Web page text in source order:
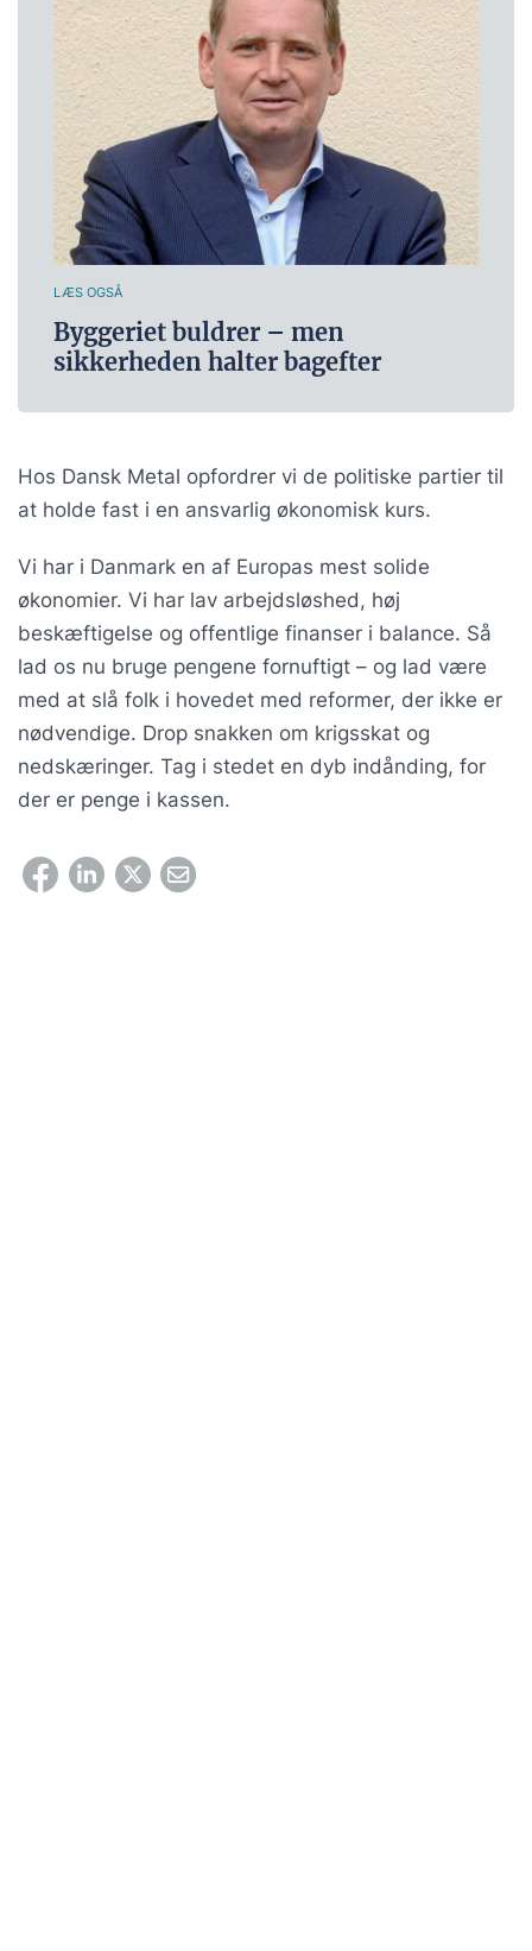
LÆS OGSÅ
Byggeriet buldrer – men
sikkerheden halter bagefter
Hos Dansk Metal opfordrer vi de politiske partier til
at holde fast i en ansvarlig økonomisk kurs.
Vi har i Danmark en af Europas mest solide
økonomier. Vi har lav arbejdsløshed, høj
beskæftigelse og offentlige finanser i balance. Så
lad os nu bruge pengene fornuftigt – og lad være
med at slå folk i hovedet med reformer, der ikke er
nødvendige. Drop snakken om krigsskat og
nedskæringer. Tag i stedet en dyb indånding, for
der er penge i kassen.